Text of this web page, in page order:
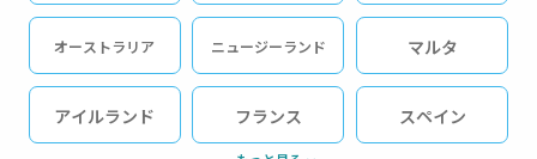
オーストラリア ニュージーランド マルタ
アイルランド フランス スペイン